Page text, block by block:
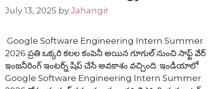
July 13, 2025 by Jahangir
Google Software Engineering Intern Summer
2026 ప్రతి ఒక్కరి కలల కంపెనీ అయిన గూగుల్ నుంచి సాఫ్ట్ వేర్
ఇంజనీరింగ్ ఇంటర్న్ షిప్ చేసే అవకాశం వచ్చింది. ఇండియాలో
Google Software Engineering Intern Summer